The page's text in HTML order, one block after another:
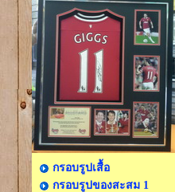
กรอบรูปเสื้อ
กรอบรูปของสะสม 1